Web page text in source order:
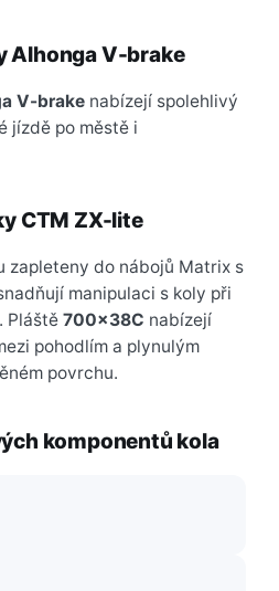
Alhonga V-brake
V-brake nabízejí spolehlivý
jízdě po městě i
CTM ZX-lite
zapleteny do nábojů Matrix s
manipulaci s koly při
Pláště 700×38C nabízejí
pohodlím a plynulým
povrchu.
komponentů kola